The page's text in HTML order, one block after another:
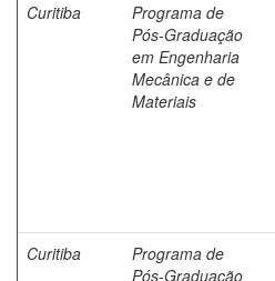
Curitiba
Programa de
Pós-Graduação
em Engenharia
Mecânica e de
Materiais
Curitiba
Programa de
Pós-Graduação